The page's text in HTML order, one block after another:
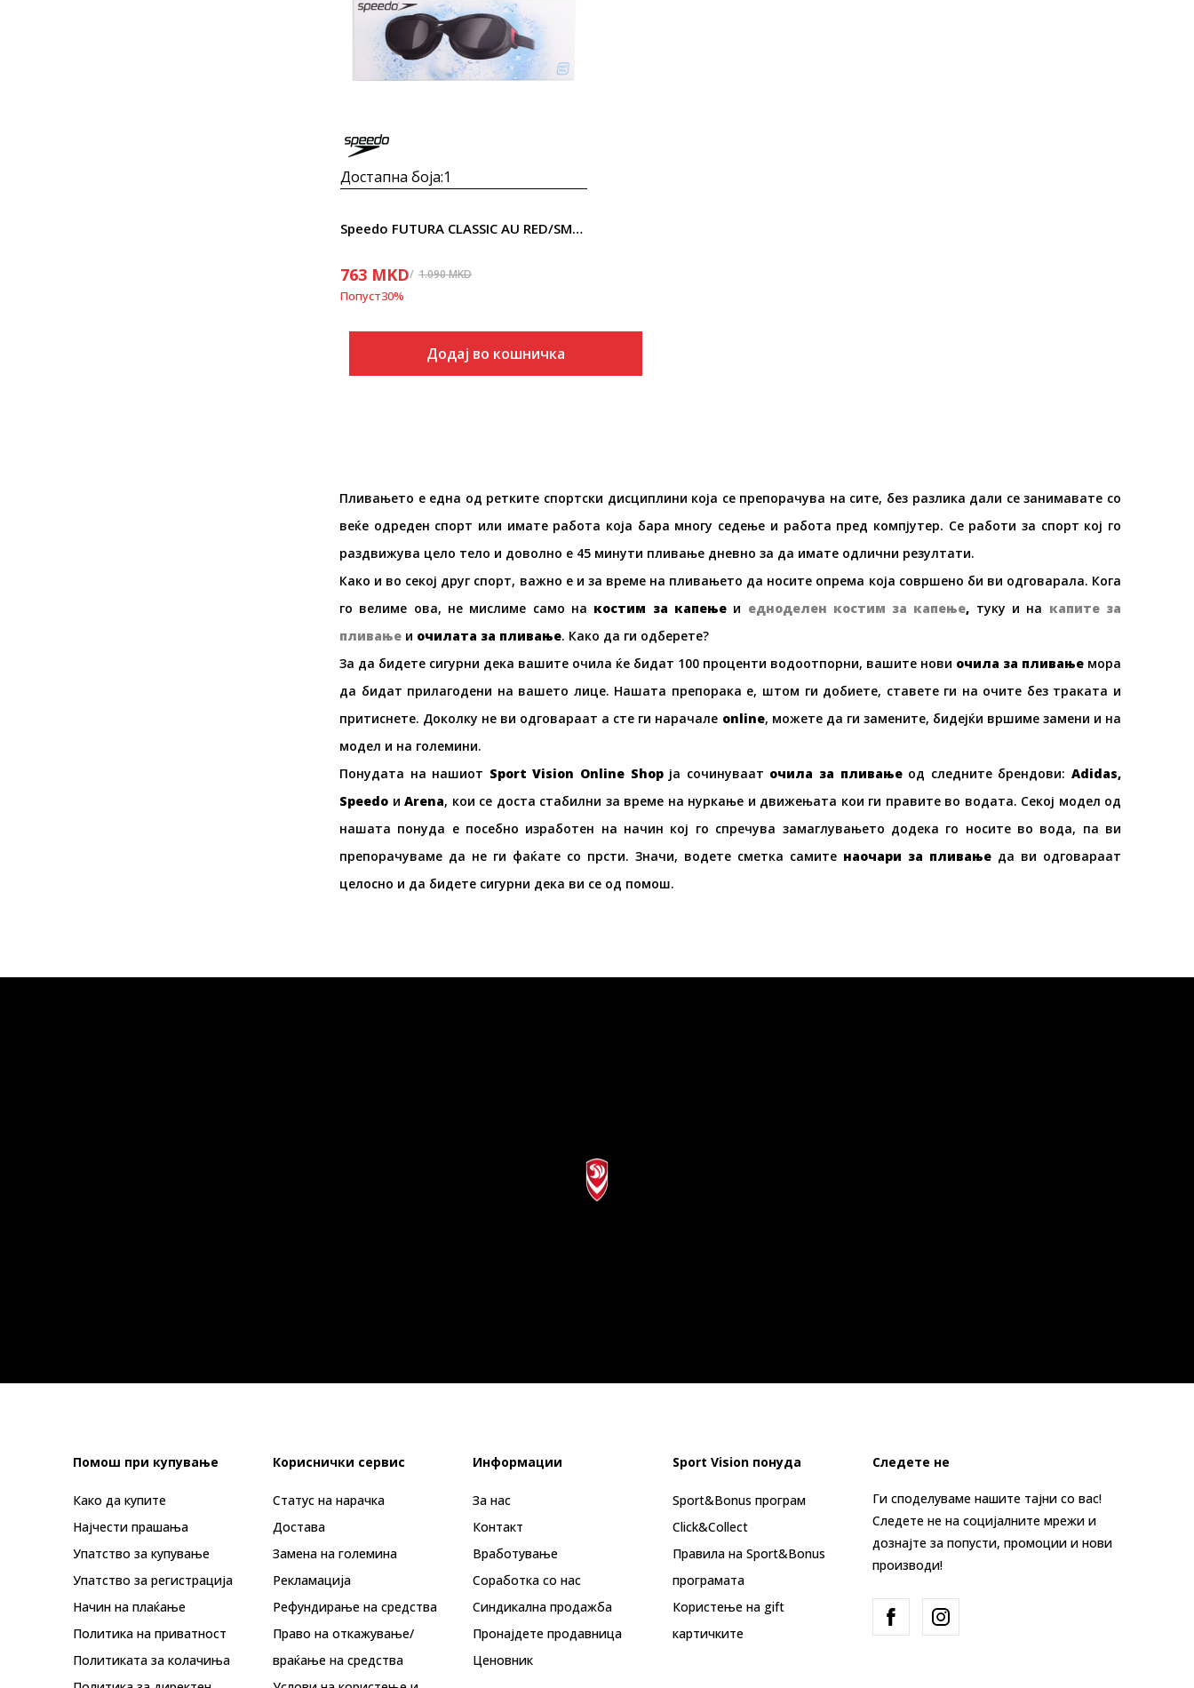
Uporedi
Достапна боја:1
Speedo FUTURA CLASSIC AU RED/SMOKE
763 MKD 1.090MKD
Попуст30%
Додај во кошничка
Пливањето е една од ретките спортски дисциплини која се препорачува на сите, без разлика дали се занимавате со
веќе одреден спорт или имате работа која бара многу седење и работа пред компјутер. Се работи за спорт кој го
раздвижува цело тело и доволно е 45 минути пливање дневно за да имате одлични резултати.
Како и во секој друг спорт, важно е и за време на пливањето да носите опрема која совршено би ви одговарала. Кога
го велиме ова, не мислиме само на костим за капењеи едноделен костим за капење, туку и на капите за
пливање и очилата за пливање. Како да ги одберете?
За да бидете сигурни дека вашите очила ќе бидат 100 проценти водоотпорни, вашите нови очила за пливање мора
да бидат прилагодени на вашето лице. Нашата препорака е, штом ги добиете, ставете ги на очите без траката и
притиснете. Доколку не ви одговараат а сте ги нарачале online, можете да ги замените, бидејќи вршиме замени и на
модел и на големини.
Понудата на нашиот Sport Vision Online Shopја сочинуваат очила за пливање од следните брендови:Adidas,
Speedo и Arena, кои се доста стабилни за време на нуркање и движењата кои ги правите во водата. Секој модел од
нашата понуда е посебно изработен на начин кој го спречува замаглувањето додека го носите во вода, па ви
препорачуваме да не ги фаќате со прсти. Значи, водете сметка самите наочари за пливање да ви одговараат
целосно и да бидете сигурни дека ви се од помош.
Помош при купување
Како да купите
Најчести прашања
Упатство за купување
Упатство за регистрација
Начин на плаќање
Политика на приватност
Политиката за колачиња
Кориснички сервис
Статус на нарачка
Достава
Замена на големина
Рекламациja
Рефундирање на средства
Право на откажување/
враќање на средства
Информации
За нас
Контакт
Вработување
Соработка со нас
Синдикална продажба
Пронајдете продавница
Ценовник
Sport Vision понуда
Sport&Bonus програм
Click&Collect
Правила на Sport&Bonus
програмата
Користење на gift
картичките
Следете не
Ги споделуваме нашите тајни со вас!
Следете не на социјалните мрежи и
дознајте за попусти, промоции и нови
производи!